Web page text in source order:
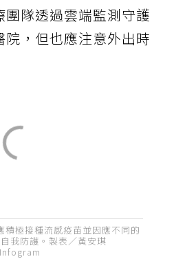
團隊透過雲端監測守護
，但也應注意外出時
積極接種流感疫苗並因應不同的
我防護。製表／黃安琪
Infogram